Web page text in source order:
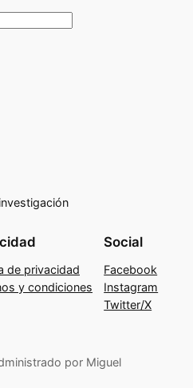
de privacidad
y condiciones
Social
Facebook
Instagram
Twitter/X
por Miguel